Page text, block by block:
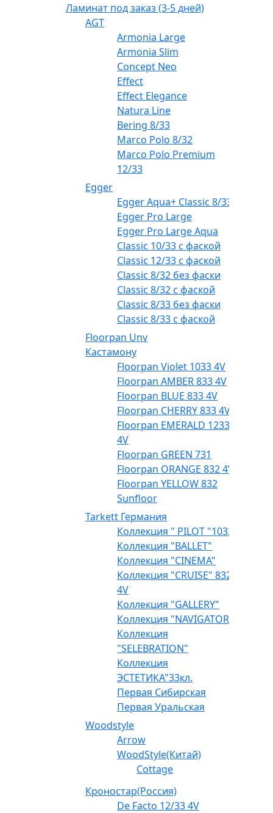
Ламинат под заказ (3-5 дней)
AGT
Armonia Large
Armonia Slim
Concept Neo
Effect
Effect Elegance
Natura Line
Bering 8/33
Marco Polo 8/32
Marco Polo Premium
12/33
Egger
Egger Aqua+ Classic 8/33
Egger Pro Large
Egger Pro Large Aqua
Classic 10/33 с фаской
Classic 12/33 с фаской
Classic 8/32 без фаски
Classic 8/32 с фаской
Classic 8/33 без фаски
Classic 8/33 с фаской
Floorpan Unv
Кастамону
Floorpan Violet 1033 4V
Floorpan AMBER 833 4V
Floorpan BLUE 833 4V
Floorpan CHERRY 833 4V
Floorpan EMERALD 1233
4V
Floorpan GREEN 731
Floorpan ORANGE 832 4V
Floorpan YELLOW 832
Sunfloor
Tarkett Германия
Коллекция " PILOT "1033
Коллекция "BALLET"
Коллекция "CINEMA"
Коллекция "CRUISE" 832
4V
Коллекция "GALLERY"
Коллекция "NAVIGATOR"
Коллекция
"SELEBRATION"
Коллекция
ЭСТЕТИКА"33кл.
Первая Сибирская
Первая Уральская
Woodstyle
Arrow
WoodStyle(Китай)
Cottage
Кроностар(Россия)
De Facto 12/33 4V